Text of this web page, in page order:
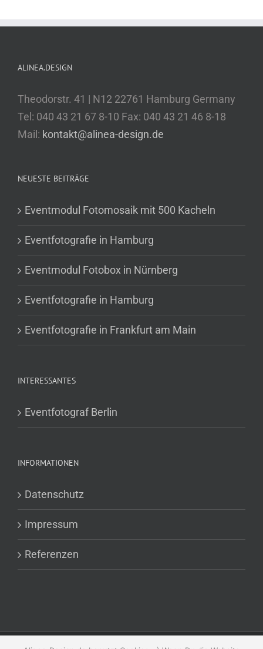
ALINEA.DESIGN
Theodorstr. 41 | N12 22761 Hamburg Germany
Tel: 040 43 21 67 8-10 Fax: 040 43 21 46 8-18
Mail: kontakt@alinea-design.de
NEUESTE BEITRÄGE
Eventmodul Fotomosaik mit 500 Kacheln
Eventfotografie in Hamburg
Eventmodul Fotobox in Nürnberg
Eventfotografie in Hamburg
Eventfotografie in Frankfurt am Main
INTERESSANTES
Eventfotograf Berlin
INFORMATIONEN
Datenschutz
Impressum
Referenzen